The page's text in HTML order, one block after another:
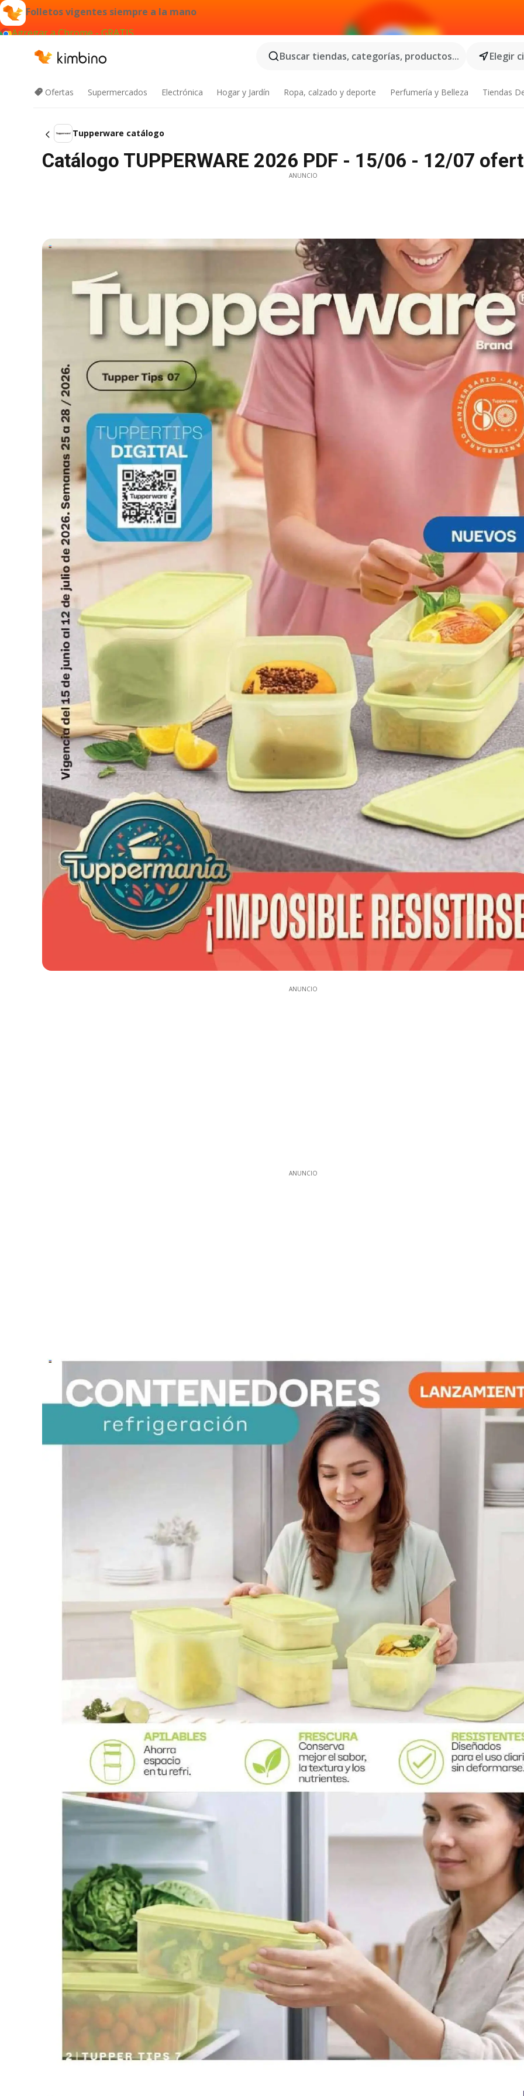
Folletos vigentes siempre a la mano
Agregar a Chrome - GRATIS
Buscar tiendas, categorías, productos...
Elegir
Ofertas Supermercados Electrónica Hogar y Jardín Ropa, calzado y deporte Perfumería y Belleza Tiendas
Tupperware catálogo
Catálogo TUPPERWARE 2026 PDF - 15/06 - 12/07
ANUNCIO
ANUNCIO
ANUNCIO